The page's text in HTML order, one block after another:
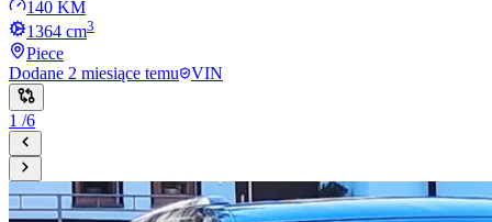
140 KM
1364 cm3
Piece
Dodane 2 miesiące temu VIN
1 /6